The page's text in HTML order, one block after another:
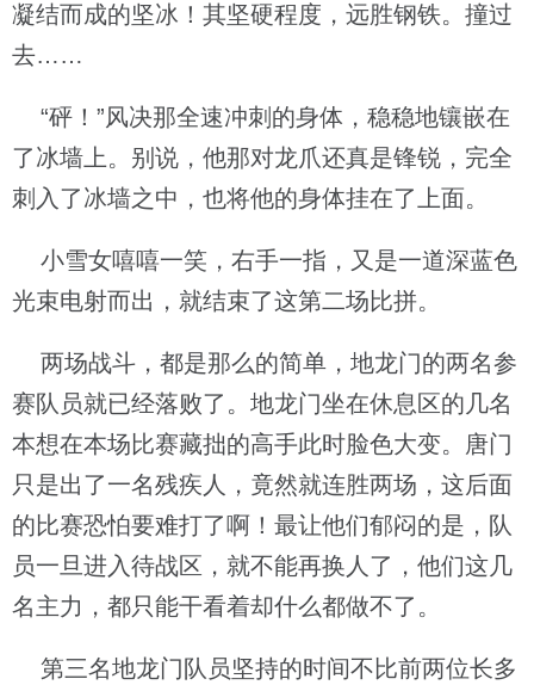
凝结而成的坚冰！其坚硬程度，远胜钢铁。撞过
去……
“砰！”风决那全速冲刺的身体，稳稳地镶嵌在
了冰墙上。别说，他那对龙爪还真是锋锐，完全
刺入了冰墙之中，也将他的身体挂在了上面。
小雪女嘻嘻一笑，右手一指，又是一道深蓝色
光束电射而出，就结束了这第二场比拼。
两场战斗，都是那么的简单，地龙门的两名参
赛队员就已经落败了。地龙门坐在休息区的几名
本想在本场比赛藏拙的高手此时脸色大变。唐门
只是出了一名残疾人，竟然就连胜两场，这后面
的比赛恐怕要难打了啊！最让他们郁闷的是，队
员一旦进入待战区，就不能再换人了，他们这几
名主力，都只能干看着却什么都做不了。
第三名地龙门队员坚持的时间不比前两位长多